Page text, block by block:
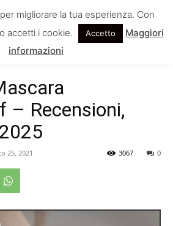
– Recensioni,
25, 2021 0
3067
migliorare la tua esperienza. Con
accetti i cookie.
Accetto
Maggiori
informazioni